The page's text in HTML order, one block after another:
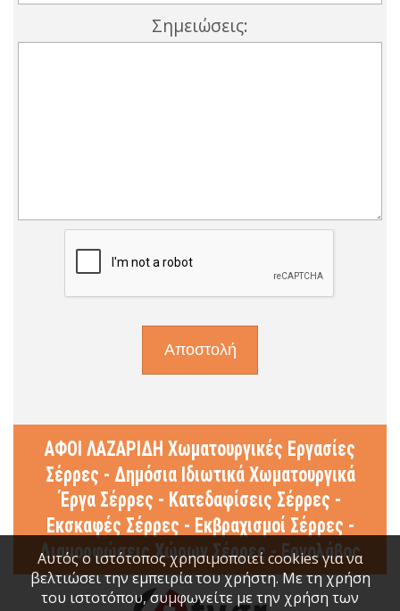
Αυτός ο ιστότοπος χρησιμοποιεί cookies για να
βελτιώσει την εμπειρία του χρήστη. Με τη χρήση
του ιστοτόπου, συμφωνείτε με την χρήση των
Σημειώσεις:
ΑΦΟΙ ΛΑΖΑΡΙΔΗ Χωματουργικές Εργασίες
Σέρρες - Δημόσια Ιδιωτικά Χωματουργικά
Έργα Σέρρες - Κατεδαφίσεις Σέρρες -
Εκσκαφές Σέρρες - Εκβραχισμοί Σέρρες -
Διαμορφώσεις Χώρων Σέρρες - Εργολάβος